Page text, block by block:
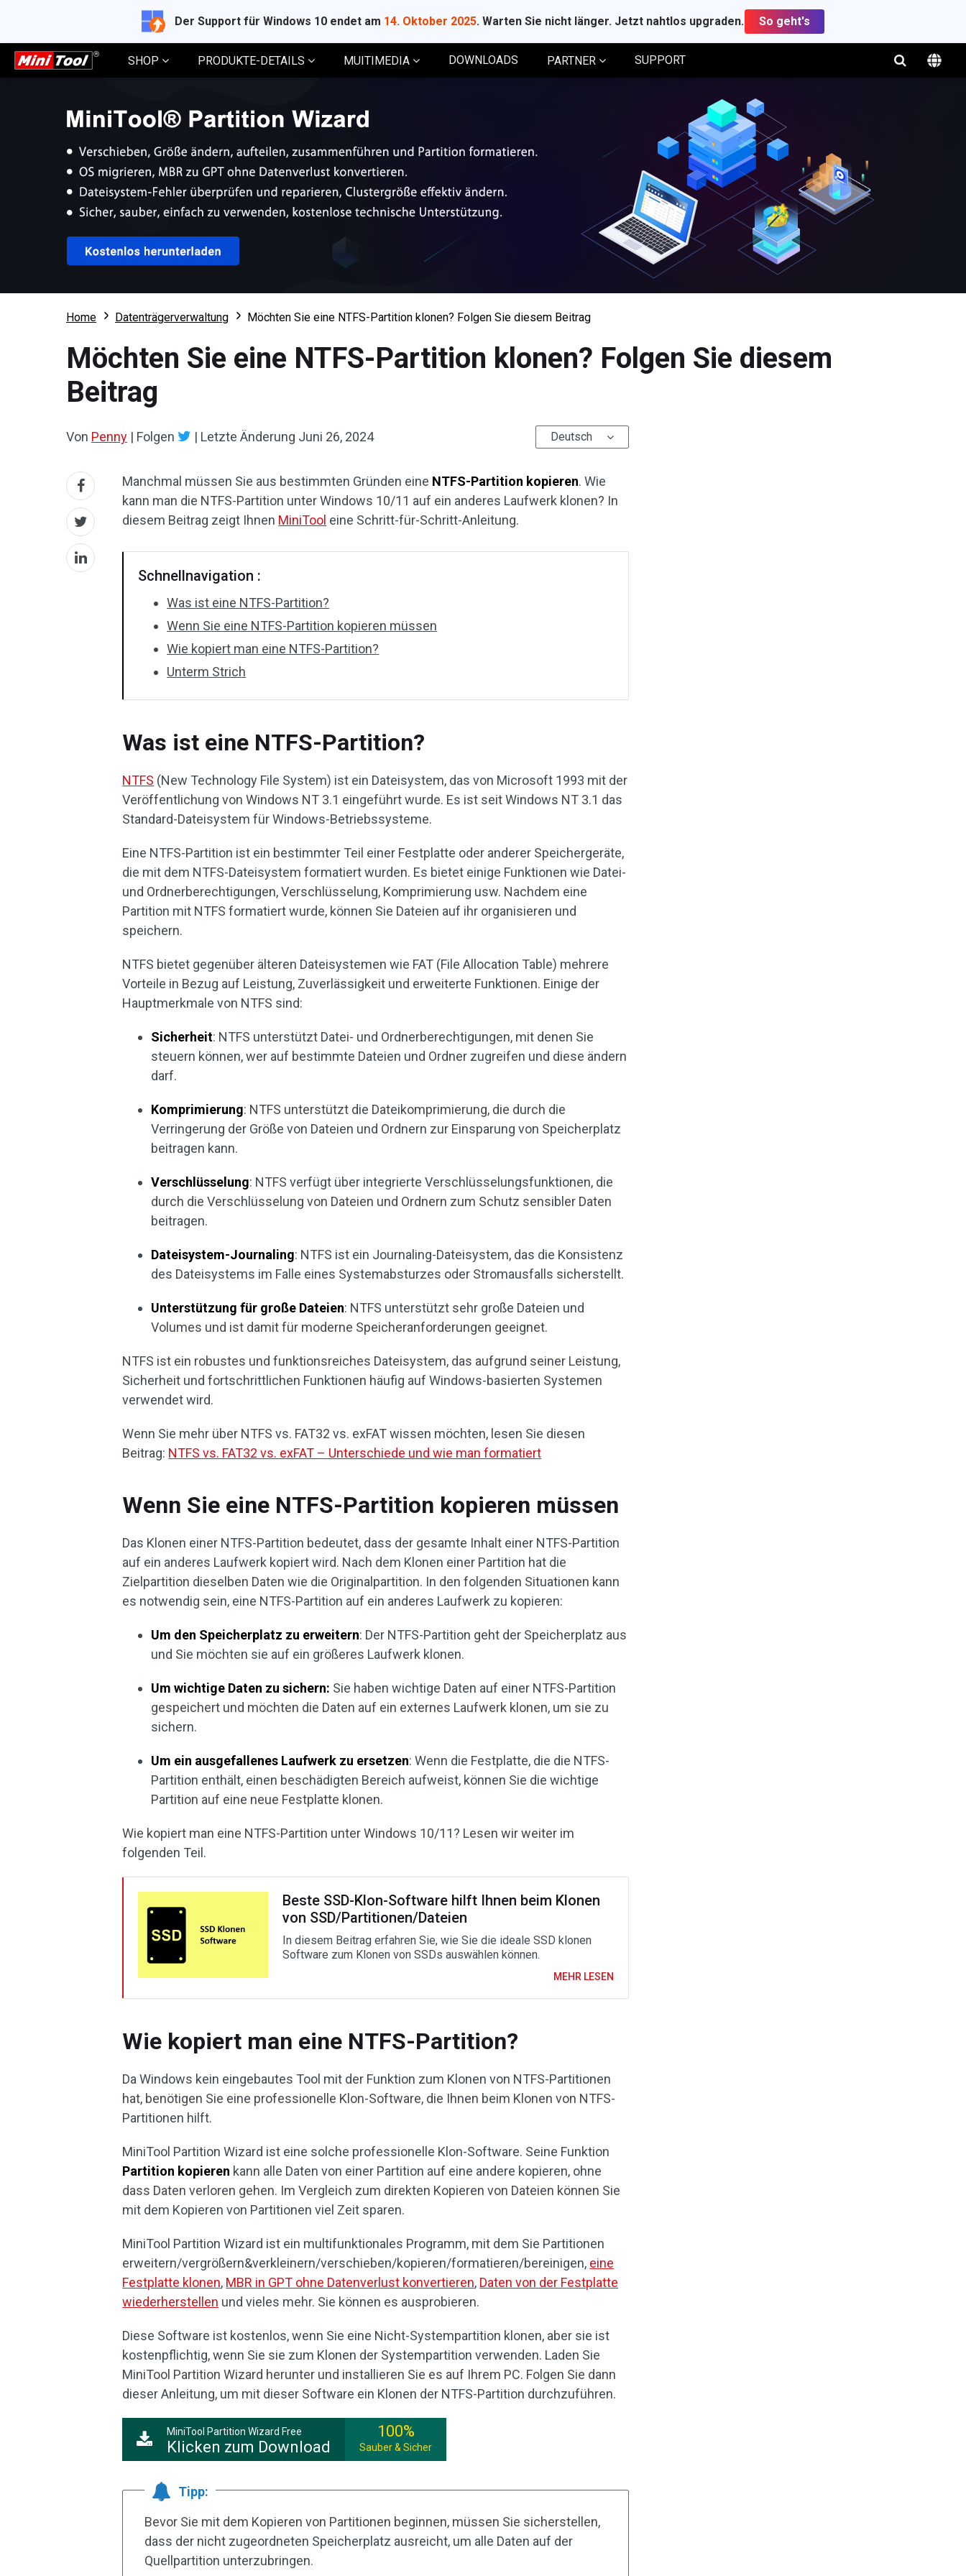
Der Support für Windows 10 endet am 14. Oktober 2025. Warten Sie nicht länger. Jetzt nahtlos upgraden. So geht's
SHOP PRODUKTE-DETAILS MUITIMEDIA DOWNLOADS PARTNER SUPPORT
Home Datenträgerverwaltung Möchten Sie eine NTFS-Partition klonen? Folgen Sie diesem Beitrag
Möchten Sie eine NTFS-Partition klonen? Folgen Sie diesem
Beitrag
Von Penny | Folgen | Letzte Änderung Juni 26, 2024 Deutsch
Manchmal müssen Sie aus bestimmten Gründen eine NTFS-Partition kopieren. Wie
kann man die NTFS-Partition unter Windows 10/11 auf ein anderes Laufwerk klonen? In
diesem Beitrag zeigt Ihnen MiniTool eine Schritt-für-Schritt-Anleitung.
Schnellnavigation :
Was ist eine NTFS-Partition?
Wenn Sie eine NTFS-Partition kopieren müssen
Wie kopiert man eine NTFS-Partition?
Unterm Strich
Was ist eine NTFS-Partition?
NTFS (New Technology File System) ist ein Dateisystem, das von Microsoft 1993 mit der
Veröffentlichung von Windows NT 3.1 eingeführt wurde. Es ist seit Windows NT 3.1 das
Standard-Dateisystem für Windows-Betriebssysteme.
Eine NTFS-Partition ist ein bestimmter Teil einer Festplatte oder anderer Speichergeräte,
die mit dem NTFS-Dateisystem formatiert wurden. Es bietet einige Funktionen wie Datei-
und Ordnerberechtigungen, Verschlüsselung, Komprimierung usw. Nachdem eine
Partition mit NTFS formatiert wurde, können Sie Dateien auf ihr organisieren und
speichern.
NTFS bietet gegenüber älteren Dateisystemen wie FAT (File Allocation Table) mehrere
Vorteile in Bezug auf Leistung, Zuverlässigkeit und erweiterte Funktionen. Einige der
Hauptmerkmale von NTFS sind:
Sicherheit: NTFS unterstützt Datei- und Ordnerberechtigungen, mit denen Sie
steuern können, wer auf bestimmte Dateien und Ordner zugreifen und diese ändern
darf.
Komprimierung: NTFS unterstützt die Dateikomprimierung, die durch die
Verringerung der Größe von Dateien und Ordnern zur Einsparung von Speicherplatz
beitragen kann.
Verschlüsselung: NTFS verfügt über integrierte Verschlüsselungsfunktionen, die
durch die Verschlüsselung von Dateien und Ordnern zum Schutz sensibler Daten
beitragen.
Dateisystem-Journaling: NTFS ist ein Journaling-Dateisystem, das die Konsistenz
des Dateisystems im Falle eines Systemabsturzes oder Stromausfalls sicherstellt.
Unterstützung für große Dateien: NTFS unterstützt sehr große Dateien und
Volumes und ist damit für moderne Speicheranforderungen geeignet.
NTFS ist ein robustes und funktionsreiches Dateisystem, das aufgrund seiner Leistung,
Sicherheit und fortschrittlichen Funktionen häufig auf Windows-basierten Systemen
verwendet wird.
Wenn Sie mehr über NTFS vs. FAT32 vs. exFAT wissen möchten, lesen Sie diesen
Beitrag: NTFS vs. FAT32 vs. exFAT – Unterschiede und wie man formatiert
Wenn Sie eine NTFS-Partition kopieren müssen
Das Klonen einer NTFS-Partition bedeutet, dass der gesamte Inhalt einer NTFS-Partition
auf ein anderes Laufwerk kopiert wird. Nach dem Klonen einer Partition hat die
Zielpartition dieselben Daten wie die Originalpartition. In den folgenden Situationen kann
es notwendig sein, eine NTFS-Partition auf ein anderes Laufwerk zu kopieren:
Um den Speicherplatz zu erweitern: Der NTFS-Partition geht der Speicherplatz aus
und Sie möchten sie auf ein größeres Laufwerk klonen.
Um wichtige Daten zu sichern: Sie haben wichtige Daten auf einer NTFS-Partition
gespeichert und möchten die Daten auf ein externes Laufwerk klonen, um sie zu
sichern.
Um ein ausgefallenes Laufwerk zu ersetzen: Wenn die Festplatte, die die NTFS-
Partition enthält, einen beschädigten Bereich aufweist, können Sie die wichtige
Partition auf eine neue Festplatte klonen.
Wie kopiert man eine NTFS-Partition unter Windows 10/11? Lesen wir weiter im
folgenden Teil.
Beste SSD-Klon-Software hilft Ihnen beim Klonen
von SSD/Partitionen/Dateien
In diesem Beitrag erfahren Sie, wie Sie die ideale SSD klonen
Software zum Klonen von SSDs auswählen können.
MEHR LESEN
Wie kopiert man eine NTFS-Partition?
Da Windows kein eingebautes Tool mit der Funktion zum Klonen von NTFS-Partitionen
hat, benötigen Sie eine professionelle Klon-Software, die Ihnen beim Klonen von NTFS-
Partitionen hilft.
MiniTool Partition Wizard ist eine solche professionelle Klon-Software. Seine Funktion
Partition kopieren kann alle Daten von einer Partition auf eine andere kopieren, ohne
dass Daten verloren gehen. Im Vergleich zum direkten Kopieren von Dateien können Sie
mit dem Kopieren von Partitionen viel Zeit sparen.
MiniTool Partition Wizard ist ein multifunktionales Programm, mit dem Sie Partitionen
erweitern/vergrößern&verkleinern/verschieben/kopieren/formatieren/bereinigen, eine
Festplatte klonen, MBR in GPT ohne Datenverlust konvertieren, Daten von der Festplatte
wiederherstellen und vieles mehr. Sie können es ausprobieren.
Diese Software ist kostenlos, wenn Sie eine Nicht-Systempartition klonen, aber sie ist
kostenpflichtig, wenn Sie sie zum Klonen der Systempartition verwenden. Laden Sie
MiniTool Partition Wizard herunter und installieren Sie es auf Ihrem PC. Folgen Sie dann
dieser Anleitung, um mit dieser Software ein Klonen der NTFS-Partition durchzuführen.
MiniTool Partition Wizard Free
Klicken zum Download
100%
Sauber & Sicher
Tipp:
Bevor Sie mit dem Kopieren von Partitionen beginnen, müssen Sie sicherstellen,
dass der nicht zugeordneten Speicherplatz ausreicht, um alle Daten auf der
Quellpartition unterzubringen.